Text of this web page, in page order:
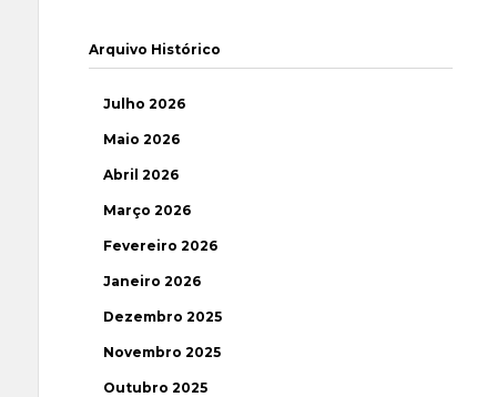
Arquivo Histórico
Julho 2026
Maio 2026
Abril 2026
Março 2026
Fevereiro 2026
Janeiro 2026
Dezembro 2025
Novembro 2025
Outubro 2025